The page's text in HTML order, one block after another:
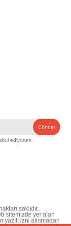
Gönder
ediyorum.
saklıdır.
sitemizde yer alan
yazılı izni alınmadan